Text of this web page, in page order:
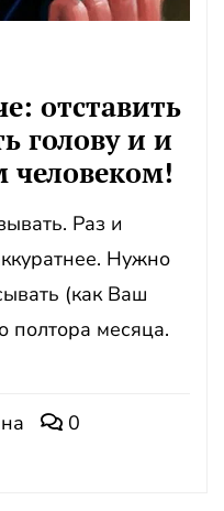
отставить
голову и и
человеком!
Раз и
Нужно
(как Ваш
полтора месяца.
0